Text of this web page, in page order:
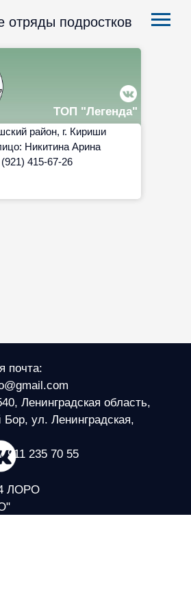
отряды подростков
район, г. Кириши
Никитина Арина
415-67-26
ТОП "Легенда"
ЛОРО
почта:
Ленинградская область,
Бор, ул. Ленинградская,
911 235 70 55